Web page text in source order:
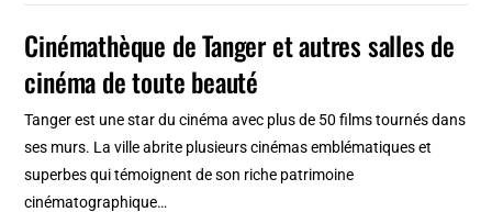
footballistique
cultes
tournés
Cinémathèque de Tanger et autres salles de
cinéma de toute beauté
Tanger est une star du cinéma avec plus de 50 films tournés dans
ses murs. La ville abrite plusieurs cinémas emblématiques et
superbes qui témoignent de son riche patrimoine
cinématographique…